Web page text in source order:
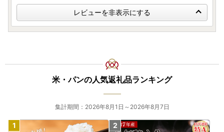
レビューを非表示にする
米・パンの人気返礼品ランキング
集計期間：2026年8月1日～2026年8月7日